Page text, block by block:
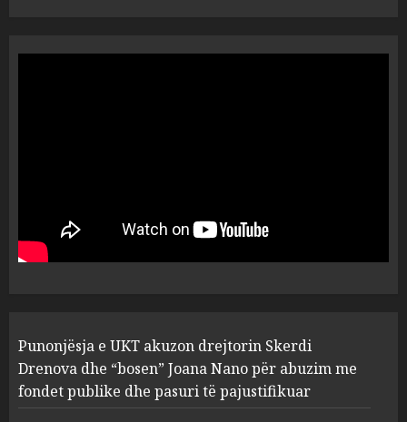
1
“bosen” Joana Nano për
abuzim me fondet publike dhe
pasuri të pajustifikuar
2
Apolonia- Gramshi, nis
procedim penal për Koço
Kokëdhimën (VIDEO)
MARCH 27, 2025
Punonjësja e UKT akuzon drejtorin Skerdi
Drenova dhe “bosen” Joana Nano për abuzim me
fondet publike dhe pasuri të pajustifikuar